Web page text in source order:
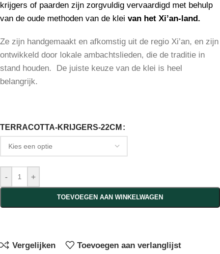
krijgers of paarden zijn zorgvuldig vervaardigd met behulp
van de oude methoden van de klei van het Xi’an-land.
Ze zijn handgemaakt en afkomstig uit de regio Xi’an, en zijn
ontwikkeld door lokale ambachtslieden, die de traditie in
stand houden. De juiste keuze van de klei is heel
belangrijk.
TERRACOTTA-KRIJGERS-22CM
- +
TOEVOEGEN AAN WINKELWAGEN
Vergelijken Toevoegen aan verlanglijst